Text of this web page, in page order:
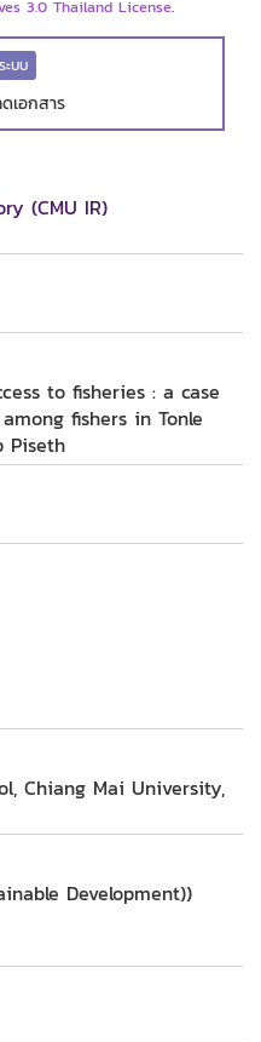
3.0 Thailand License.
ะบบ
เอกสาร
(CMU IR)
to fisheries : a case
fishers in Tonle
Piseth
Chiang Mai University,
Development))